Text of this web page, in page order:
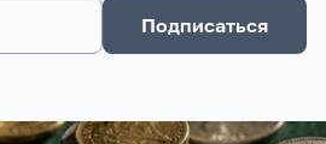
Подписаться